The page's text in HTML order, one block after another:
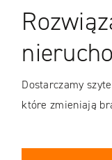
Dostarczamy
które zmieniają